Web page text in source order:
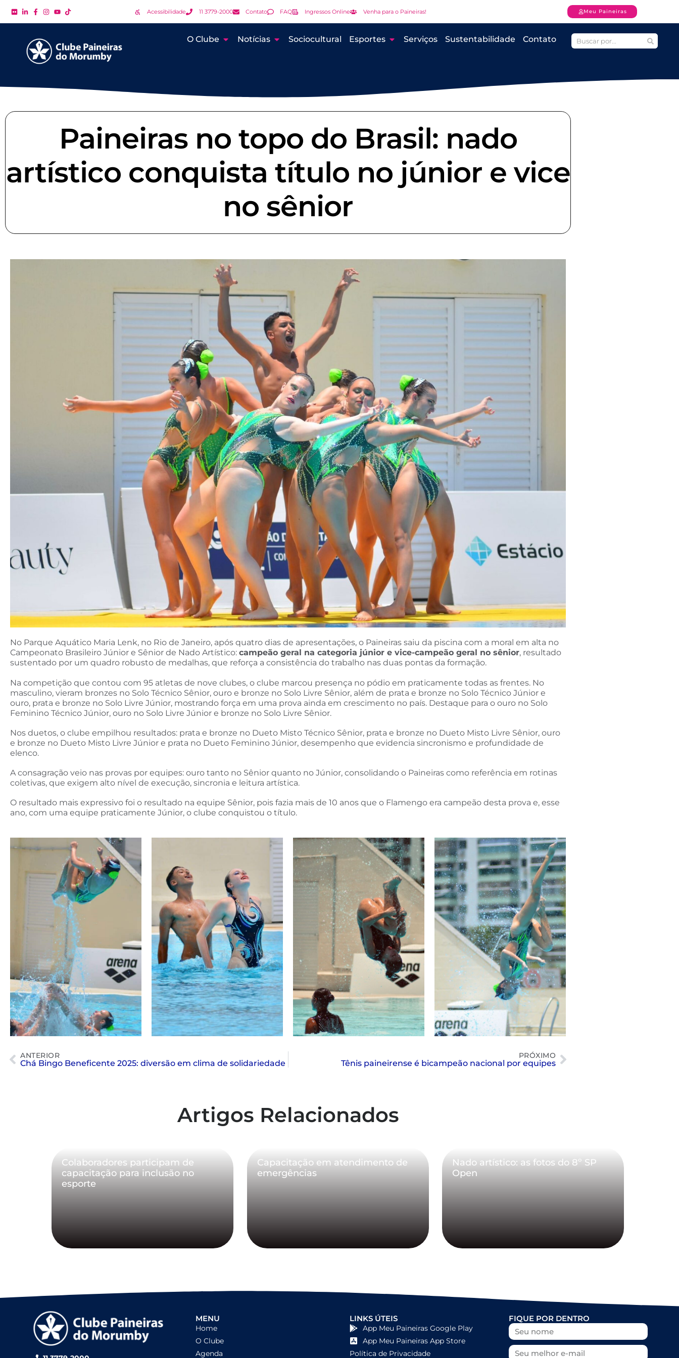
Acessibilidade 11 3779-2000 Contato FAQ Ingressos Online Venha para o Paineiras! Meu Paineiras
O Clube Notícias Sociocultural Esportes Serviços Sustentabilidade Contato
Paineiras no topo do Brasil: nado
artístico conquista título no júnior e vice
no sênior
No Parque Aquático Maria Lenk, no Rio de Janeiro, após quatro dias de apresentações, o Paineiras saiu da piscina com a moral em alta no
Campeonato Brasileiro Júnior e Sênior de Nado Artístico: campeão geral na categoria júnior e vice-campeão geral no sênior, resultado
sustentado por um quadro robusto de medalhas, que reforça a consistência do trabalho nas duas pontas da formação.
Na competição que contou com 95 atletas de nove clubes, o clube marcou presença no pódio em praticamente todas as frentes. No
masculino, vieram bronzes no Solo Técnico Sênior, ouro e bronze no Solo Livre Sênior, além de prata e bronze no Solo Técnico Júnior e
ouro, prata e bronze no Solo Livre Júnior, mostrando força em uma prova ainda em crescimento no país. Destaque para o ouro no Solo
Feminino Técnico Júnior, ouro no Solo Livre Júnior e bronze no Solo Livre Sênior.
Nos duetos, o clube empilhou resultados: prata e bronze no Dueto Misto Técnico Sênior, prata e bronze no Dueto Misto Livre Sênior, ouro
e bronze no Dueto Misto Livre Júnior e prata no Dueto Feminino Júnior, desempenho que evidencia sincronismo e profundidade de
elenco.
A consagração veio nas provas por equipes: ouro tanto no Sênior quanto no Júnior, consolidando o Paineiras como referência em rotinas
coletivas, que exigem alto nível de execução, sincronia e leitura artística.
O resultado mais expressivo foi o resultado na equipe Sênior, pois fazia mais de 10 anos que o Flamengo era campeão desta prova e, esse
ano, com uma equipe praticamente Júnior, o clube conquistou o título.
ANTERIOR
Chá Bingo Beneficente 2025: diversão em clima de solidariedade
PRÓXIMO
Tênis paineirense é bicampeão nacional por equipes
Artigos Relacionados
Colaboradores participam de
capacitação para inclusão no
esporte
Capacitação em atendimento de
emergências
Nado artístico: as fotos do 8º SP
Open
MENU
Home
O Clube
Agenda
LINKS ÚTEIS
App Meu Paineiras Google Play
App Meu Paineiras App Store
Política de Privacidade
FIQUE POR DENTRO